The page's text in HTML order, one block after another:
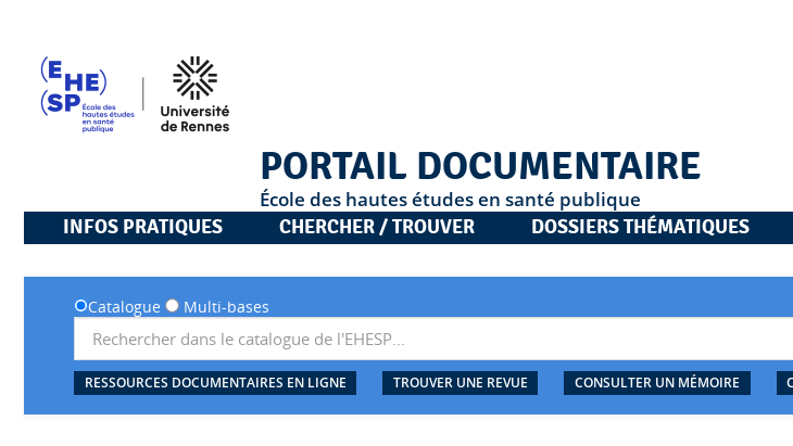
PORTAIL DOCUMENTAIRE
École des hautes études en santé publique
INFOS PRATIQUES
CHERCHER / TROUVER DOSSIERS THÉMATIQUES
Catalogue Multi-bases
RESSOURCES DOCUMENTAIRES EN LIGNE TROUVER UNE REVUE CONSULTER UN MÉMOIRE